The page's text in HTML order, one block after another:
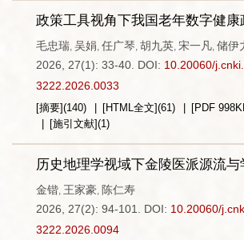
政策工具视角下我国老年数字健
毛忠瑞, 吴娟, 任广琴, 胡九英, 宋一凡, 储伊
2026, 27(1): 33-40. DOI: 10.20060/
3222.2026.0033
[摘要](140) [HTML全文](61) [PDF
[施引文献](1)
历史地理学视域下金陵医派源流
金锴, 王家豪, 陈仁寿
2026, 27(2): 94-101.
DOI: 10.20060/
3222.2026.0094